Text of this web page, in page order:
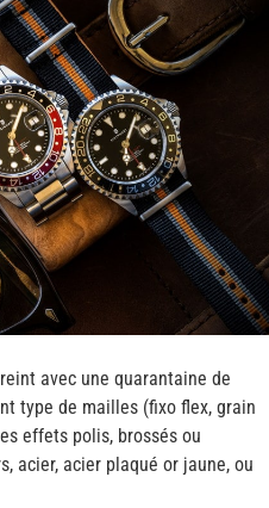
avec une quarantaine de
type de mailles (fixo flex, grain
effets polis, brossés ou
acier, acier plaqué or jaune, ou